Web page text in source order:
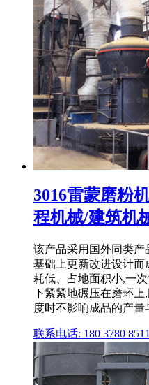
3016雷蒙磨粉
程机械/建筑机
该产品采用国外同类产
基础上更新改进设计
耗低、占地面积小,一
下紧紧地碾压在磨环
度时不影响成品的产量
联系电话: 180 3780 8511